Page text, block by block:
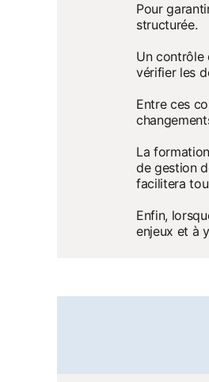
Pour
structurée.
Un contrôle
vérifier les
Entre ces
La
de gestion
facilitera
Enfin,
enjeux et à